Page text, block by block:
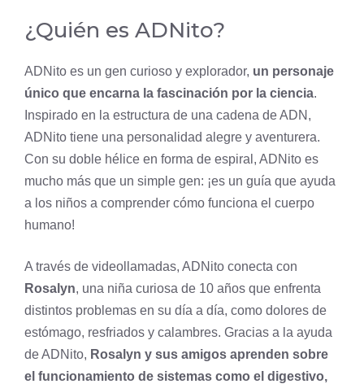
¿Quién es ADNito?
ADNito es un gen curioso y explorador, un personaje
único que encarna la fascinación por la ciencia.
Inspirado en la estructura de una cadena deADN ,
ADNito tiene una personalidad alegre y aventurera.
Con su doble hélice en forma de espiral, ADNito es
mucho más que un simple gen: ¡es un guía que ayuda
a los niños a comprender cómo funciona el cuerpo
humano!
A través de videollamadas, ADNito conecta con
Rosalyn, una niña curiosa de 10 años que enfrenta
distintos problemas en su día a día, como dolores de
estómago, resfriados y calambres. Gracias a la ayuda
de ADNito, Rosalyn y sus amigos aprenden sobre
el funcionamiento de sistemas como el digestivo,